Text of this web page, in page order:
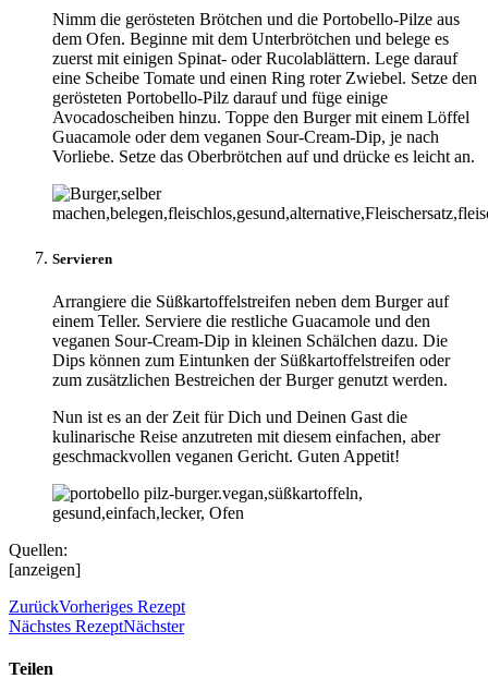
Nimm die gerösteten Brötchen und die Portobello-Pilze aus
dem Ofen. Beginne mit dem Unterbrötchen und belege es
zuerst mit einigen Spinat- oder Rucolablättern. Lege darauf
eine Scheibe Tomate und einen Ring roter Zwiebel. Setze den
gerösteten Portobello-Pilz darauf und füge einige
Avocadoscheiben hinzu. Toppe den Burger mit einem Löffel
Guacamole oder dem veganen Sour-Cream-Dip, je nach
Vorliebe. Setze das Oberbrötchen auf und drücke es leicht an.
Servieren
Arrangiere die Süßkartoffelstreifen neben dem Burger auf
einem Teller. Serviere die restliche Guacamole und den
veganen Sour-Cream-Dip in kleinen Schälchen dazu. Die
Dips können zum Eintunken der Süßkartoffelstreifen oder
zum zusätzlichen Bestreichen der Burger genutzt werden.
Nun ist es an der Zeit für Dich und Deinen Gast die
kulinarische Reise anzutreten mit diesem einfachen, aber
geschmackvollen veganen Gericht. Guten Appetit!
Quellen:
[anzeigen]
ZurückVorheriges Rezept
Nächstes RezeptNächster
Teilen